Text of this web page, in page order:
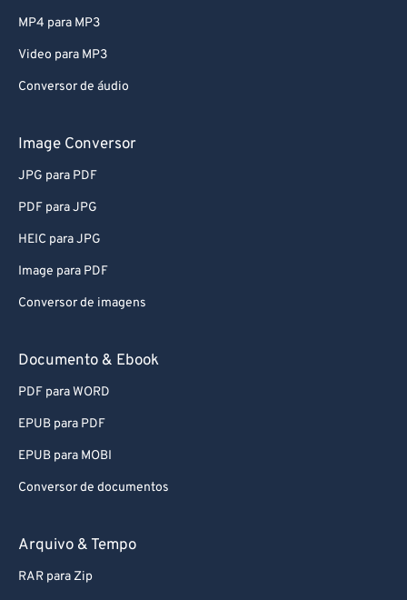
MP4 para MP3
Video para MP3
Conversor de áudio
Image Conversor
JPG para PDF
PDF para JPG
HEIC para JPG
Image para PDF
Conversor de imagens
Documento & Ebook
PDF para WORD
EPUB para PDF
EPUB para MOBI
Conversor de documentos
Arquivo & Tempo
RAR para Zip